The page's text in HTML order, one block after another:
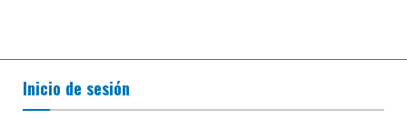
Inicio de sesión